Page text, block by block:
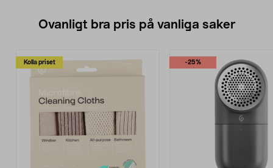
Ovanligt bra pris på vanliga saker
Kolla priset -25%